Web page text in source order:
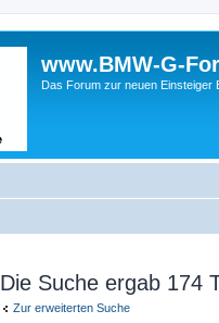
www.BMW-G-
Das Forum zur neuen Einsteiger
Die Suche ergab 174
Zur erweiterten Suche